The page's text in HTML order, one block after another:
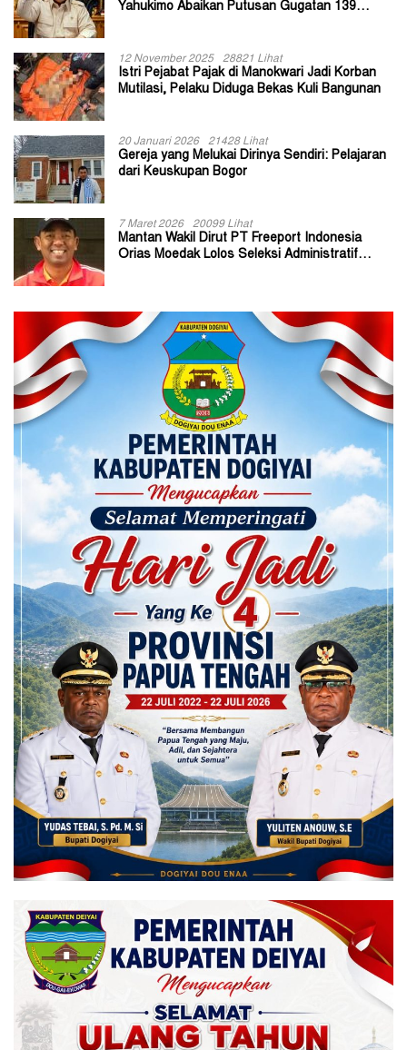
Yahukimo Abaikan Putusan Gugatan 139
12 November 2025 28821 Lihat
Istri Pejabat Pajak di Manokwari Jadi Korban
Mutilasi, Pelaku Diduga Bekas Kuli Bangunan
20 Januari 2026 21428 Lihat
Gereja yang Melukai Dirinya Sendiri: Pelajaran
dari Keuskupan Bogor
7 Maret 2026 20099 Lihat
Mantan Wakil Dirut PT Freeport Indonesia
Orias Moedak Lolos Seleksi Administratif